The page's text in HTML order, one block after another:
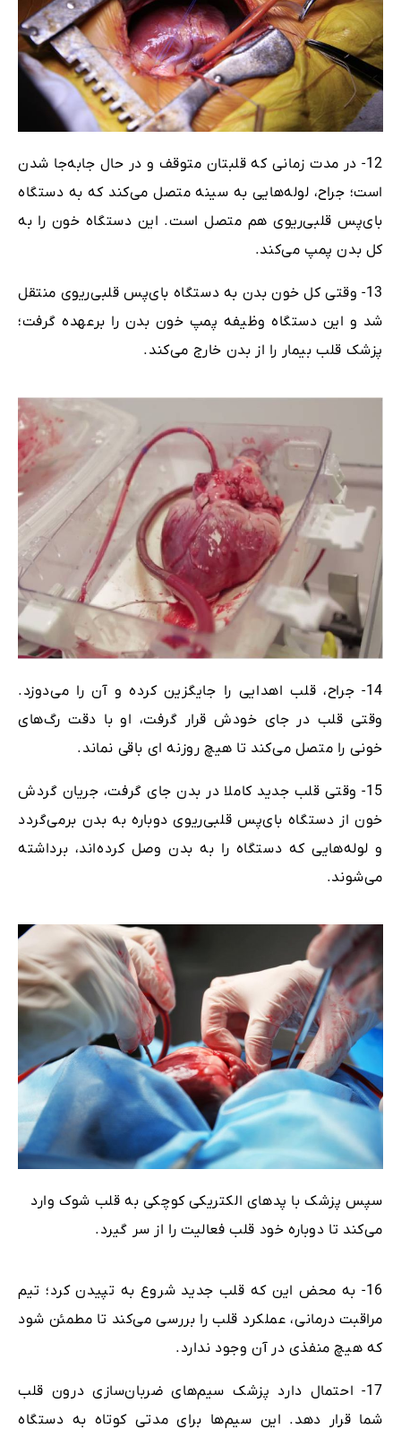
12- در مدت زمانی که قلبتان متوقف و در حال جابه‌جا شدن
است؛ جراح، لوله‌هایی به سینه متصل می‌کند که به دستگاه
بای‌پس‌ قلبی‌ریوی هم متصل است. این دستگاه خون را به
کل بدن پمپ می‌کند.
13- وقتی کل خون بدن به دستگاه بای‌پس قلبی‌ریوی منتقل
شد و این دستگاه وظیفه پمپ خون بدن را برعهده گرفت؛
پزشک قلب بیمار را از بدن خارج می‌کند.
14- جراح، قلب اهدایی را جایگزین کرده و آن را می‌دوزد.
وقتی قلب در جای خودش قرار گرفت، او با دقت رگ‌های
خونی را متصل می‌کند تا هیچ روزنه ای باقی نماند.
15- وقتی قلب جدید کاملا در بدن جای گرفت، جریان گردش
خون از دستگاه بای‌پس قلبی‌ریوی دوباره به بدن برمی‌گردد
و لوله‌هایی که دستگاه را به بدن وصل کرده‌اند، برداشته
می‌شوند.
سپس پزشک با پد‌های الکتریکی کوچکی به قلب شوک وارد
می‌کند تا دوباره خود قلب فعالیت را از سر گیرد.
16- به محض این که قلب جدید شروع به تپیدن کرد؛ تیم
مراقبت‌ درمانی، عملکرد قلب را بررسی می‌کند تا مطمئن شود
که هیچ منفذی در آن وجود ندارد.
17- احتمال دارد پزشک سیم‌های ضربان‌سازی درون قلب
شما قرار دهد. این سیم‌ها برای مدتی کوتاه به دستگاه